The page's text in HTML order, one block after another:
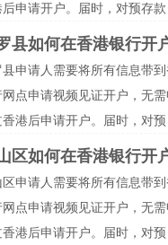
申请开户。届时，对预存款
县如何在香港银行开
申请人需要将所有信息带
点申请视频见证开户，无
港后申请开户。届时，对预
区如何在香港银行开
申请人需要将所有信息带
点申请视频见证开户，无
港后申请开户。届时，对预